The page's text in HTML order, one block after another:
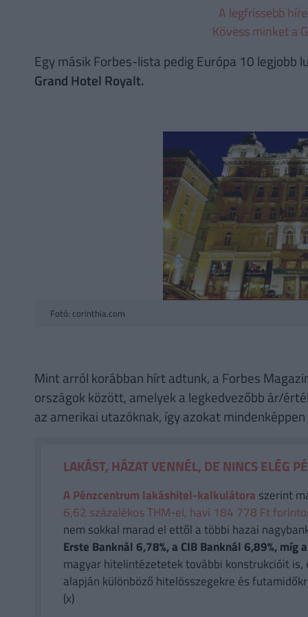
A legfrissebb
Kövess minket a
Egy másik Forbes-lista pedig Európa 10
Grand Hotel Royalt.
Fotó: corinthia.com
Mint arról korábban hírt adtunk, a Forbes
országok között, amelyek a legkedvezőbb ár/
az amerikai utazóknak, így azokat
LAKÁST, HÁZAT VENNÉL, DE NINCS ELÉG
A Pénzcentrum lakáshitel-kalkulátora szerint
6,62 százalékos THM-el, havi 184 778 Ft
nem sokkal marad el ettől a többi hazai
Erste Banknál 6,78%, a CIB Banknál 6,89%, míg
magyar hitelintézetetek további konstrukcióit
alapján különböző hitelösszegekre és
(x)